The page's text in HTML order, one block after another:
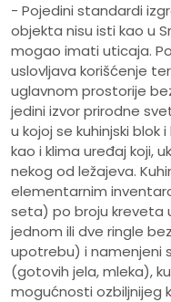
- Pojedini standardi
objekta nisu isti kao u
mogao imati uticaja.
uslovljava korišćenje
uglavnom prostorije
jedini izvor prirodne
u kojoj se kuhinjski blok
kao i klima uređaj koji,
nekog od ležajeva.
elementarnim
seta) po broju kreveta
jednom ili dve ringle
upotrebu) i namenjeni
(gotovih jela, mleka),
mogućnosti ozbiljnijeg